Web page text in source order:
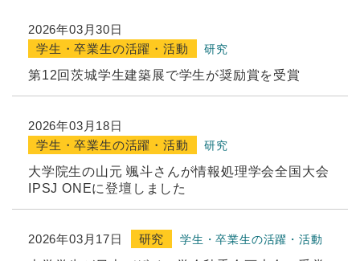
2026年03月30日
学生・卒業生の活躍・活動
研究
第12回茨城学生建築展で学生が奨励賞を受賞
2026年03月18日
学生・卒業生の活躍・活動
研究
大学院生の山元 颯斗さんが情報処理学会全国大会
IPSJ ONEに登壇しました
2026年03月17日 研究 学生・卒業生の活躍・活動